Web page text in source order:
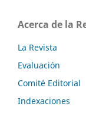
Acerca de la
La Revista
Evaluación
Comité Editorial
Indexaciones